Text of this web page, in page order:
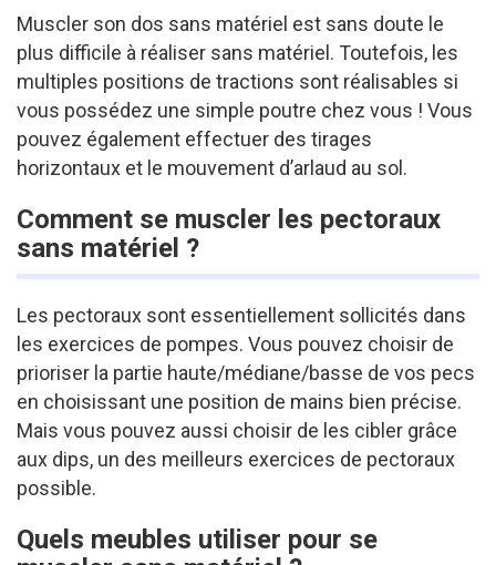
Muscler son dos sans matériel est sans doute le
plus difficile à réaliser sans matériel. Toutefois, les
multiples positions de tractions sont réalisables si
vous possédez une simple poutre chez vous ! Vous
pouvez également effectuer des tirages
horizontaux et le mouvement d’arlaud au sol.
Comment se muscler les pectoraux
sans matériel ?
Les pectoraux sont essentiellement sollicités dans
les exercices de pompes. Vous pouvez choisir de
prioriser la partie haute/médiane/basse de vos pecs
en choisissant une position de mains bien précise.
Mais vous pouvez aussi choisir de les cibler grâce
aux dips, un des meilleurs exercices de pectoraux
possible.
Quels meubles utiliser pour se